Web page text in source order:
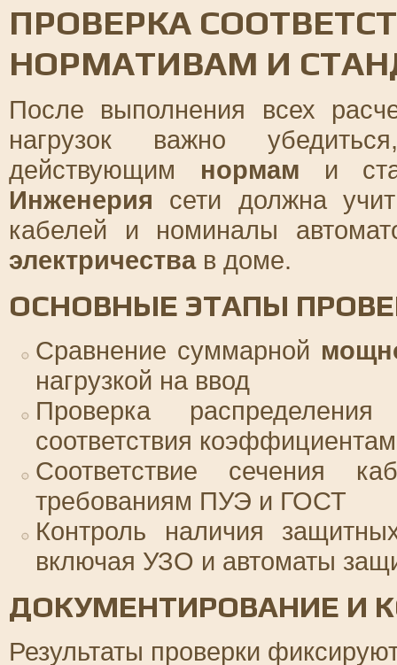
ПРОВЕРКА
НОРМАТИВАМ И
После выполнения всех
нагрузок важно
действующим нормам и
Инженерия сети должна
кабелей и номиналы
электричествав доме.
ОСНОВНЫЕ ЭТАПЫ
Сравнение суммарной
нагрузкой на ввод
Проверка
соответствия
Соответствие сечения
требованиям ПУЭ и ГОСТ
Контроль наличия
включая УЗО и автоматы
ДОКУМЕНТИРОВАНИЕ И
Результаты проверки